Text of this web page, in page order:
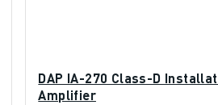
DAP IA-270 Class-D
Amplifier